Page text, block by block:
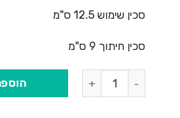
סכין שימוש 12.5 ס"מ
סכין חיתוך 9 ס"מ
כמות של סט 6 סכינים + קרש חיתוך BH/2708